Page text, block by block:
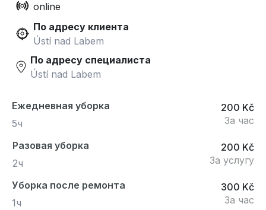
online
По адресу клиента
Ústí nad Labem
По адресу специалиста
Ústí nad Labem
Ежедневная уборка
5ч
200 Kč
За час
Разовая уборка
2ч
200 Kč
За услугу
Уборка после ремонта
1ч
300 Kč
За час